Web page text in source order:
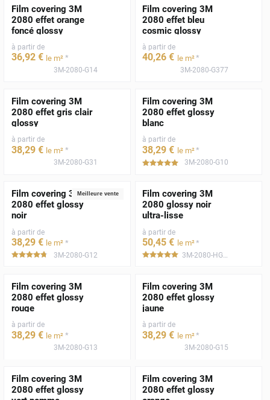
Film covering 3M
2080 effet orange
foncé glossy
à partir de
36,92 € le m² *
3M-2080-G14
Film covering 3M
2080 effet bleu
cosmic glossy
à partir de
40,26 € le m²*
3M-2080-G377
Film covering 3M
2080 effet gris clair
glossy
à partir de
38,29 € le m² *
3M-2080-G31
Film covering 3M
2080 effet glossy
blanc
à partir de
38,29 € le m²*
*****
3M-2080-G10
Meilleure vente
Film covering 3M
2080 effet glossy
noir
à partir de
38,29 € le m² *
*****3M-2080-G12
Film covering 3M
2080 glossy noir
ultra-lisse
à partir de
50,45 € le m²*
***** 3M-2080-HG12
Film covering 3M
2080 effet glossy
rouge
à partir de
38,29 € le m² *
3M-2080-G13
Film covering 3M
2080 effet glossy
jaune
à partir de
38,29 € le m²*
3M-2080-G15
Film covering 3M
2080 effet glossy
Film covering 3M
2080 effet glossy